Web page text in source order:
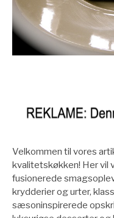
Velkommen til vores
kvalitetskøkken! Her vil
fusionerede
krydderier og urter,
sæsoninspirerede